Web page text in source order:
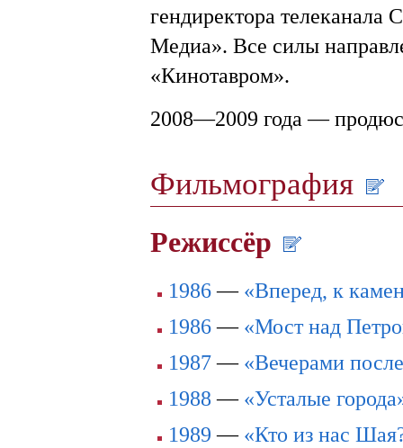
гендиректора телеканала
Медиа». Все силы
«Кинотавром».
2008—2009 года —
Фильмография
Режиссёр
1986— «Вперед, к
1986— «Мост над
1987— «Вечерами
1988 — «Усталые
1989 — «Кто из нас